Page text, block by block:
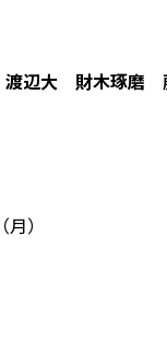
渡辺大 財木琢磨
）